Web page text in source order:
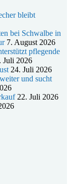
bleibt
bei Schwalbe in
7. August 2026
pflegende
Juli 2026
24. Juli 2026
und sucht
22. Juli 2026